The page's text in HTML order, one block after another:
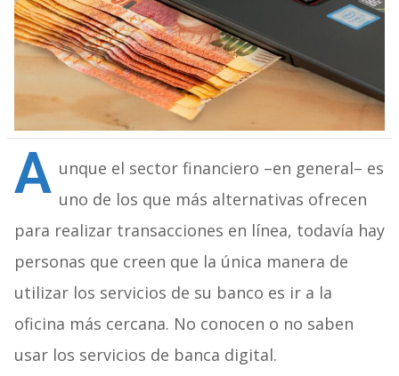
A unque el sector financiero –en general– es
uno de los que más alternativas ofrecen
para realizar transacciones en línea, todavía hay
personas que creen que la única manera de
utilizar los servicios de su banco es ir a la
oficina más cercana. No conocen o no saben
usar los servicios de banca digital.